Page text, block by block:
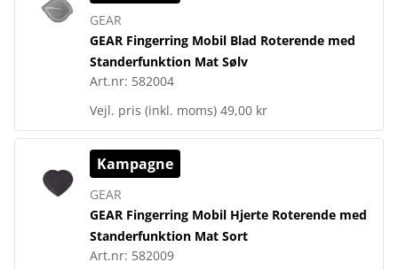
GEAR
GEAR Fingerring Mobil Blad Roterende med
Standerfunktion Mat Sølv
Art.nr: 582004
Vejl. pris (inkl. moms) 49,00 kr
Kampagne
GEAR
GEAR Fingerring Mobil Hjerte Roterende med
Standerfunktion Mat Sort
Art.nr: 582009